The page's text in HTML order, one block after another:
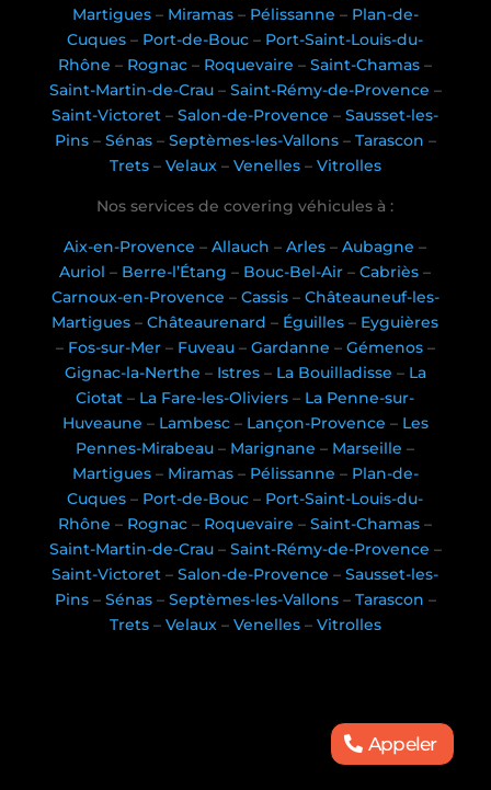
Martigues– Miramas– Pélissanne – Plan-de-
Cuques – Port-de-Bouc – Port-Saint-Louis-du-
Rhône – Rognac – Roquevaire –Saint-Chamas –
Saint-Martin-de-Crau– Saint-Rémy-de-Provence –
Saint-Victoret –Salon-de-Provence –Sausset-les-
Pins– Sénas– Septèmes-les-Vallons– Tarascon –
Trets– Velaux– Venelles– Vitrolles
Nos services de covering véhicules à :
Aix-en-Provence –Allauch –Arles –Aubagne –
Auriol – Berre-l’Étang – Bouc-Bel-Air –Cabriès –
Carnoux-en-Provence – Cassis– Châteauneuf-les-
Martigues –Châteaurenard – Éguilles – Eyguières
– Fos-sur-Mer– Fuveau– Gardanne – Gémenos–
Gignac-la-Nerthe – Istres– La Bouilladisse – La
Ciotat – La Fare-les-Oliviers – La Penne-sur-
Huveaune – Lambesc– Lançon-Provence – Les
Pennes-Mirabeau – Marignane – Marseille –
Martigues– Miramas– Pélissanne – Plan-de-
Cuques – Port-de-Bouc – Port-Saint-Louis-du-
Rhône – Rognac – Roquevaire –Saint-Chamas –
Saint-Martin-de-Crau– Saint-Rémy-de-Provence –
Saint-Victoret –Salon-de-Provence –Sausset-les-
Pins– Sénas– Septèmes-les-Vallons– Tarascon –
Trets– Velaux– Venelles– Vitrolles
Appeler